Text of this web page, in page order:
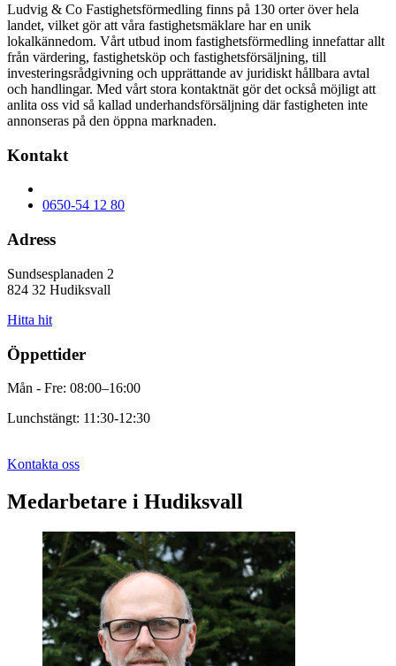
Ludvig & Co Fastighetsförmedling finns på 130 orter över hela
landet, vilket gör att våra fastighetsmäklare har en unik
lokalkännedom. Vårt utbud inom fastighetsförmedling innefattar allt
från värdering, fastighetsköp och fastighetsförsäljning, till
investeringsrådgivning och upprättande av juridiskt hållbara avtal
och handlingar. Med vårt stora kontaktnät gör det också möjligt att
anlita oss vid så kallad underhandsförsäljning där fastigheten inte
annonseras på den öppna marknaden.
Kontakt
0650-54 12 80
Adress
Sundsesplanaden 2
824 32 Hudiksvall
Hitta hit
Öppettider
Mån - Fre: 08:00–16:00
Lunchstängt: 11:30-12:30
Kontakta oss
Medarbetare i Hudiksvall